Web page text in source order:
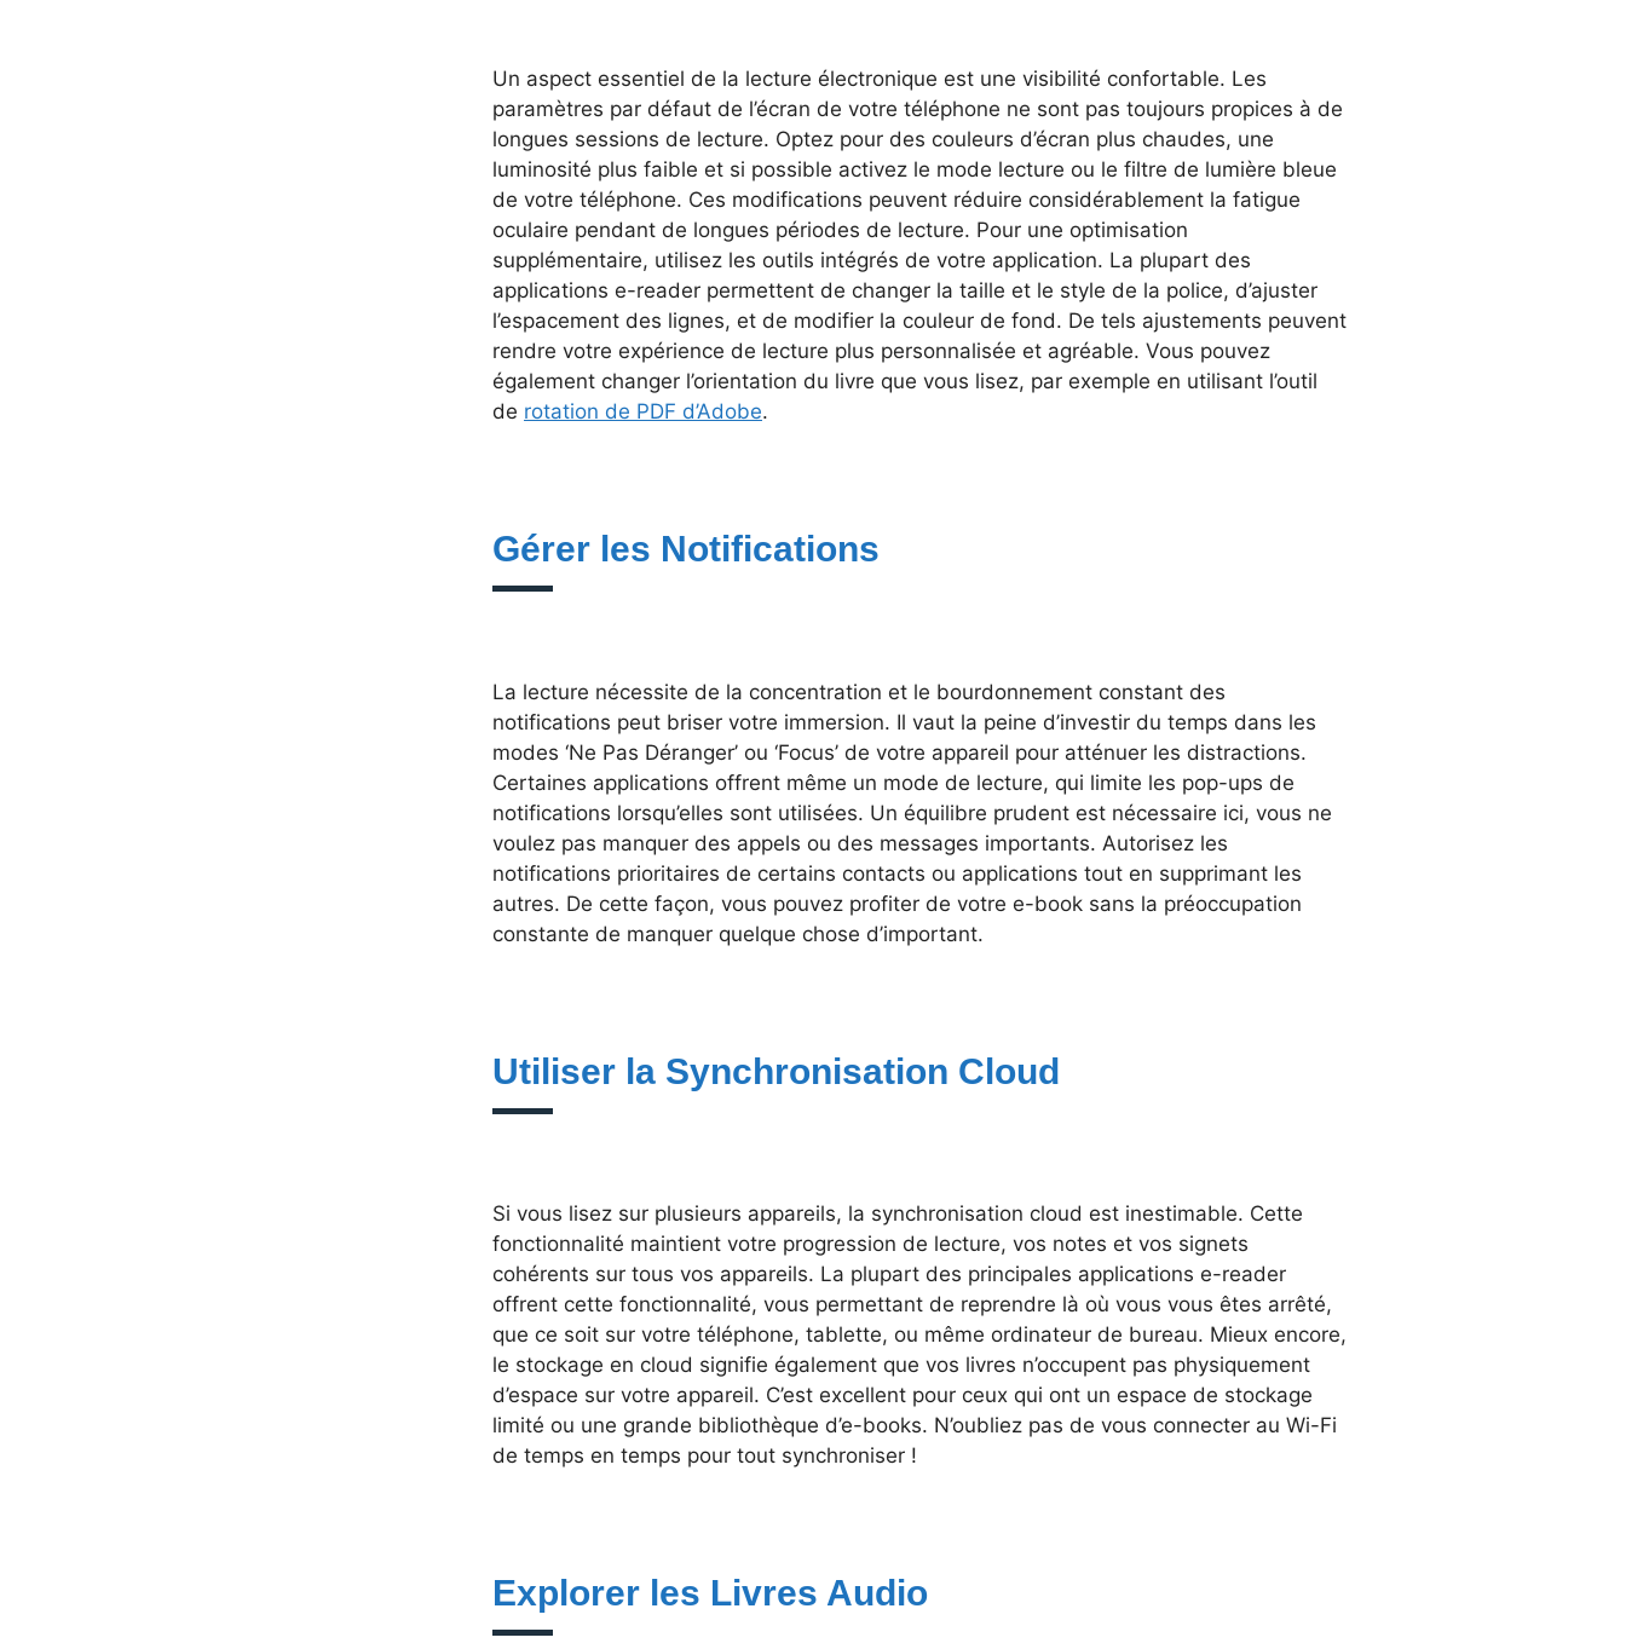
Un aspect essentiel de la lecture électronique est une visibilité confortable. Les
paramètres par défaut de l’écran de votre téléphone ne sont pas toujours propices à de
longues sessions de lecture. Optez pour des couleurs d’écran plus chaudes, une
luminosité plus faible et si possible activez le mode lecture ou le filtre de lumière bleue
de votre téléphone. Ces modifications peuvent réduire considérablement la fatigue
oculaire pendant de longues périodes de lecture. Pour une optimisation
supplémentaire, utilisez les outils intégrés de votre application. La plupart des
applications e-reader permettent de changer la taille et le style de la police, d’ajuster
l’espacement des lignes, et de modifier la couleur de fond. De tels ajustements peuvent
rendre votre expérience de lecture plus personnalisée et agréable. Vous pouvez
également changer l’orientation du livre que vous lisez, par exemple en utilisant l’outil
de rotation de PDF d’Adobe.
Gérer les Notifications
La lecture nécessite de la concentration et le bourdonnement constant des
notifications peut briser votre immersion. Il vaut la peine d’investir du temps dans les
modes ‘Ne Pas Déranger’ ou ‘Focus’ de votre appareil pour atténuer les distractions.
Certaines applications offrent même un mode de lecture, qui limite les pop-ups de
notifications lorsqu’elles sont utilisées. Un équilibre prudent est nécessaire ici, vous ne
voulez pas manquer des appels ou des messages importants. Autorisez les
notifications prioritaires de certains contacts ou applications tout en supprimant les
autres. De cette façon, vous pouvez profiter de votre e-book sans la préoccupation
constante de manquer quelque chose d’important.
Utiliser la Synchronisation Cloud
Si vous lisez sur plusieurs appareils, la synchronisation cloud est inestimable. Cette
fonctionnalité maintient votre progression de lecture, vos notes et vos signets
cohérents sur tous vos appareils. La plupart des principales applications e-reader
offrent cette fonctionnalité, vous permettant de reprendre là où vous vous êtes arrêté,
que ce soit sur votre téléphone, tablette, ou même ordinateur de bureau. Mieux encore,
le stockage en cloud signifie également que vos livres n’occupent pas physiquement
d’espace sur votre appareil. C’est excellent pour ceux qui ont un espace de stockage
limité ou une grande bibliothèque d’e-books. N’oubliez pas de vous connecter au Wi-Fi
de temps en temps pour tout synchroniser !
Explorer les Livres Audio